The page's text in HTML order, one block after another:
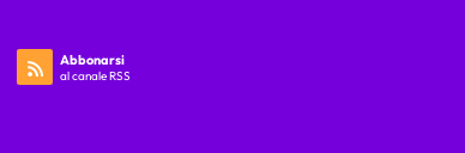
Abbonarsi
al canale RSS